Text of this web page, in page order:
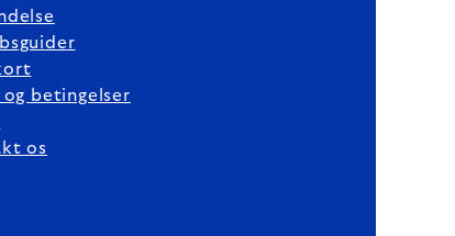
betingelser
os